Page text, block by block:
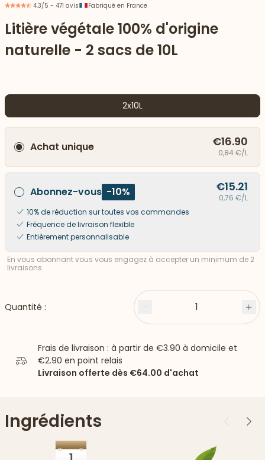
vers le bas
4.3/5 - 471 avis Fabriqué en France
Litière végétale 100% d'origine
naturelle - 2 sacs de 10L
2x10L
Achat unique €16.90
0,84 €/L
Abonnez-vous -10% €15.21
0,76 €/L
10% de réduction sur toutes vos commandes
Fréquence de livraison flexible
Entièrement personnalisable
En vous abonnant vous vous engagez à accepter un minimum de 2
livraisons.
Quantité : Moins 1
Frais de livraison : à partir de €3.90 à domicile et
€2.90 en point relais
Livraison offerte dès €64.00 d'achat
Ingrédients Précédent